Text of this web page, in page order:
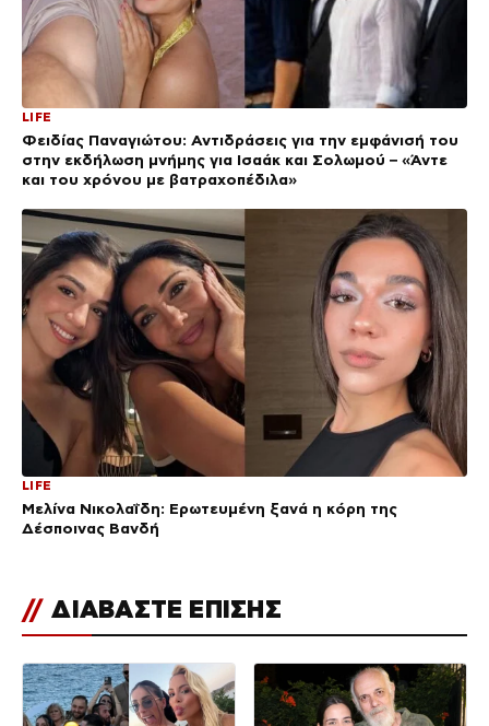
LIFE
Φειδίας Παναγιώτου: Αντιδράσεις για την εμφάνισή του
στην εκδήλωση μνήμης για Ισαάκ και Σολωμού – «Άντε
και του χρόνου με βατραχοπέδιλα»
LIFE
Μελίνα Νικολαΐδη: Ερωτευμένη ξανά η κόρη της
Δέσποινας Βανδή
// ΔΙΑΒΑΣΤΕ ΕΠΙΣΗΣ